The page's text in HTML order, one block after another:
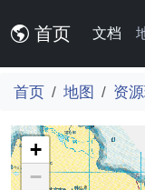
首页 文档
首页 地图 资
+
−